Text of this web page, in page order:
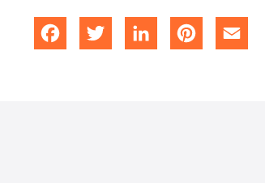
FacebookTwitterLinkedInPinterestEmail